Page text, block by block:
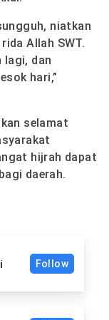
niatkan
Allah SWT.
lagi, dan
hari,”
selamat
hijrah dapat
daerah.
Follow